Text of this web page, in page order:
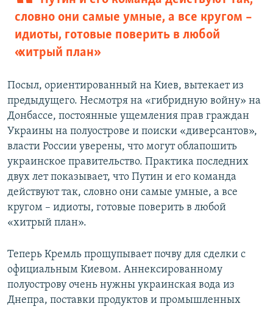
словно они самые умные, а все кругом –
идиоты, готовые поверить в любой
«хитрый план»
Посыл, ориентированный на Киев, вытекает из
предыдущего. Несмотря на «гибридную войну» на
Донбассе, постоянные ущемления прав граждан
Украины на полуострове и поиски «диверсантов»,
власти России уверены, что могут облапошить
украинское правительство. Практика последних
двух лет показывает, что Путин и его команда
действуют так, словно они самые умные, а все
кругом – идиоты, готовые поверить в любой
«хитрый план».
Теперь Кремль прощупывает почву для сделки с
официальным Киевом. Аннексированному
полуострову очень нужны украинская вода из
Днепра, поставки продуктов и промышленных